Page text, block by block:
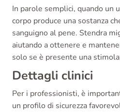
In parole semplici, quando un
corpo produce una sostanza
sanguigno al pene. Stendra
aiutando a ottenere e
solo se è presente una
Dettagli clinici
Per i professionisti, è
un profilo di sicurezza